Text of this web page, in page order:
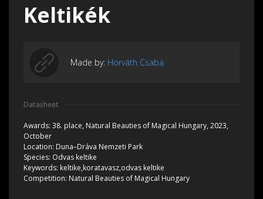
Keltikék
Made by: Horváth Csaba
Datasheet
Awards: 38. place, Natural Beauties of Magical Hungary, 2023,
October
Location: Duna–Dráva Nemzeti Park
Species: Odvas keltike
Keywords: keltike,koratavasz,odvas keltike
Competition: Natural Beauties of Magical Hungary